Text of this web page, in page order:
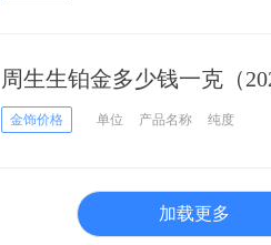
周生生铂金多少钱一克（
金饰价格 单位 产品名称 纯度
加载更多